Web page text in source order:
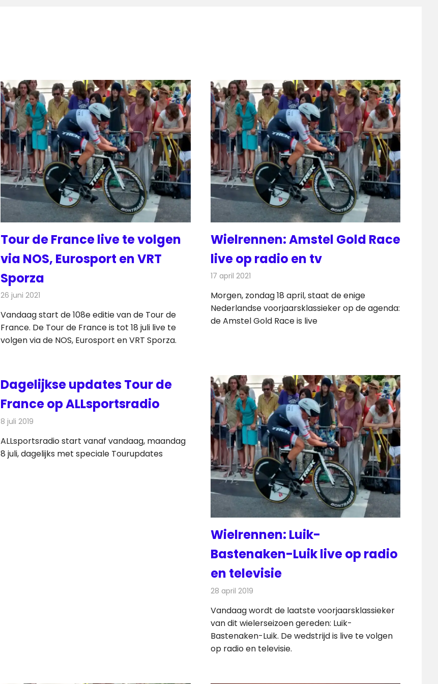
Tour de France live te volgen
via NOS, Eurosport en VRT
Sporza
26 juni 2021
Vandaag start de 108e editie van de Tour de
France. De Tour de France is tot 18 juli live te
volgen via de NOS, Eurosport en VRT Sporza.
Wielrennen: Amstel Gold Race
live op radio en tv
17 april 2021
Morgen, zondag 18 april, staat de enige
Nederlandse voorjaarsklassieker op de agenda:
de Amstel Gold Race is live
Dagelijkse updates Tour de
France op ALLsportsradio
8 juli 2019
ALLsportsradio start vanaf vandaag, maandag
8 juli, dagelijks met speciale Tourupdates
Wielrennen: Luik-
Bastenaken-Luik live op radio
en televisie
28 april 2019
Vandaag wordt de laatste voorjaarsklassieker
van dit wielerseizoen gereden: Luik-
Bastenaken-Luik. De wedstrijd is live te volgen
op radio en televisie.